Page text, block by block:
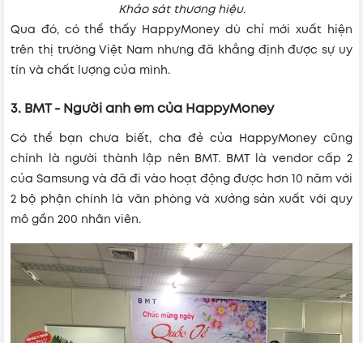
Khảo sát thương hiệu.
Qua đó, có thể thấy HappyMoney dù chỉ mới xuất hiện
trên thị trường Việt Nam nhưng đã khẳng định được sự uy
tín và chất lượng của mình.
3. BMT - Người anh em của HappyMoney
Có thể bạn chưa biết, cha đẻ của HappyMoney cũng
chính là người thành lập nên BMT. BMT là vendor cấp 2
của Samsung và đã đi vào hoạt động được hơn 10 năm với
2 bộ phận chính là văn phòng và xưởng sản xuất với quy
mô gần 200 nhân viên.